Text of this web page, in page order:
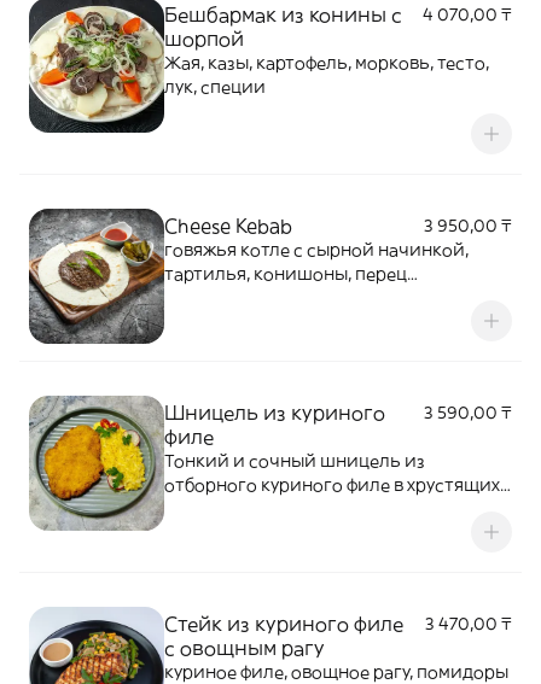
Бешбармак из конины с
шорпой
4 070,00 ₸
Жая, казы, картофель, морковь, тесто,
лук, специи
Cheese Kebab
3 950,00 ₸
говяжья котле с сырной начинкой,
тартилья, конишоны, перец
Шницель из куриного
филе
3 590,00 ₸
Тонкий и сочный шницель из
отборного куриного филе в хрустящих
Стейк из куриного филе
с овощным рагу
3 470,00 ₸
куриное филе, овощное рагу, помидоры